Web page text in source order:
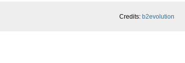
Credits: b2evolution